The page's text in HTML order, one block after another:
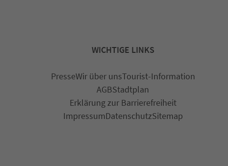
WICHTIGE LINKS
PresseWir über unsTourist-Information
AGBStadtplan
Erklärung zur Barrierefreiheit
ImpressumDatenschutzSitemap